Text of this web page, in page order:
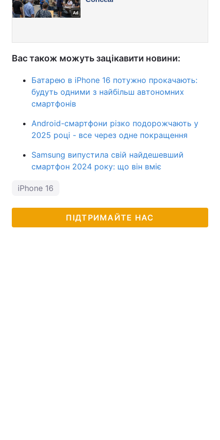
Вас також можуть зацікавити новини:
Батарею в iPhone 16 потужно прокачають:
будуть одними з найбільш автономних
смартфонів
Android-смартфони різко подорожчають у
2025 році - все через одне покращення
Samsung випустила свій найдешевший
смартфон 2024 року: що він вміє
iPhone 16
ПІДТРИМАЙТЕ НАС